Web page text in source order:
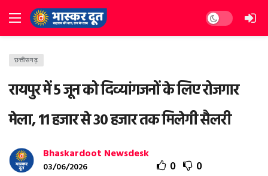
Dark mode
छत्तीसगढ़
रायपुर में 5 जून को दिव्यांगजनों के लिए रोजगार
मेला, 11 हजार से 30 हजार तक मिलेगी सैलरी
Bhaskardoot Newsdesk
03/06/2026 0 0